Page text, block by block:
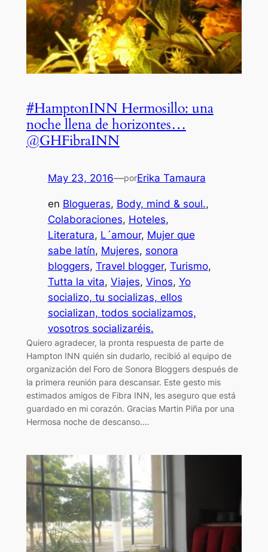
#HamptonINN Hermosillo: una
noche llena de horizontes…
@GHFibraINN
May 23, 2016—porErika Tamaura
en Blogueras, Body, mind & soul.
Colaboraciones, Hoteles
Literatura, L´amour, Mujer que
sabe latín, Mujeres, sonora
bloggers, Travel blogger, Turismo
Tutta la vita, Viajes, Vinos, Yo
socializo, tu socializas, ellos
socializan, todos socializamos,
vosotros socializaréis.
Quiero agradecer, la pronta respuesta de parte de
Hampton INN quién sin dudarlo, recibió al equipo de
organización del Foro de Sonora Bloggers después de
la primera reunión para descansar. Este gesto mis
estimados amigos de Fibra INN, les aseguro que está
guardado en mi corazón. Gracias Martin Piña por una
Hermosa noche de descanso.…